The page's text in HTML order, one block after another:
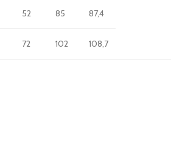
52 85 87,4
72 102 108,7